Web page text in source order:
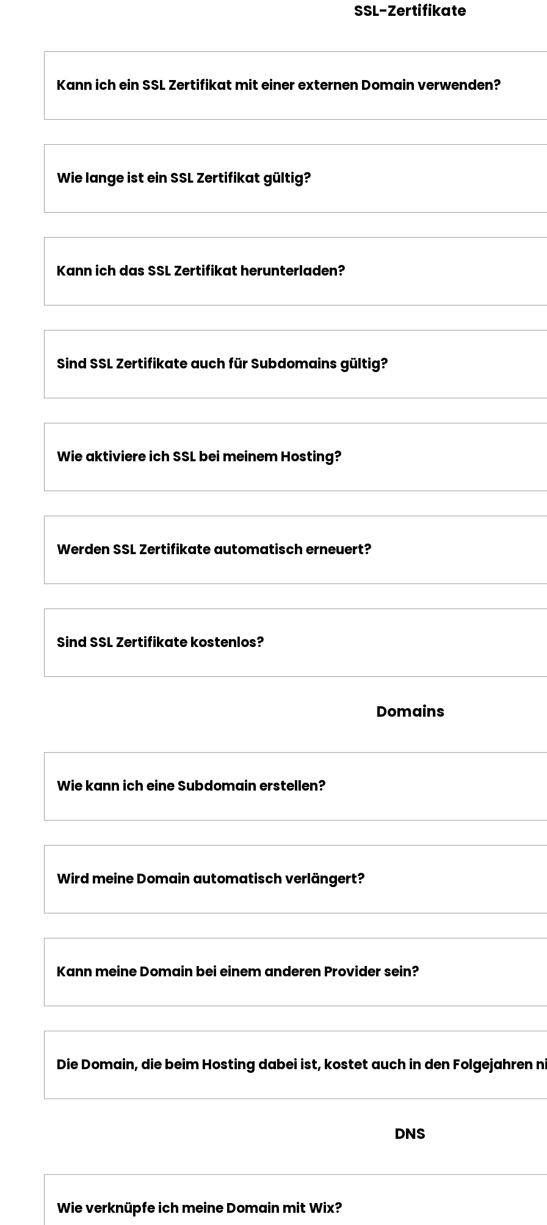
SSL-Zertifikate
Kann ich ein SSL Zertifikat mit einer externen Domain verwenden?
Wie lange ist ein SSL Zertifikat gültig?
Kann ich das SSL Zertifikat herunterladen?
Sind SSL Zertifikate auch für Subdomains gültig?
Wie aktiviere ich SSL bei meinem Hosting?
Werden SSL Zertifikate automatisch erneuert?
Sind SSL Zertifikate kostenlos?
Domains
Wie kann ich eine Subdomain erstellen?
Wird meine Domain automatisch verlängert?
Kann meine Domain bei einem anderen Provider sein?
Die Domain, die beim Hosting dabei ist, kostet auch in den Folgejahren
DNS
Wie verknüpfe ich meine Domain mit Wix?